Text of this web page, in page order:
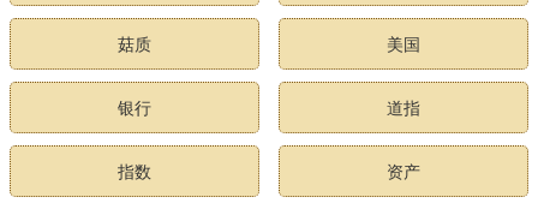
菇质 美国
银行 道指
指数 资产